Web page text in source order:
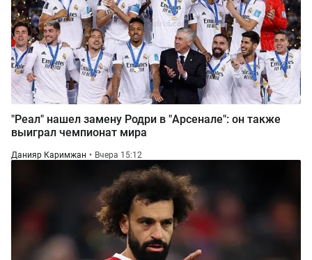
"Реал" нашел замену Родри в "Арсенале": он также
выиграл чемпионат мира
Данияр Каримжан Вчера 15:12